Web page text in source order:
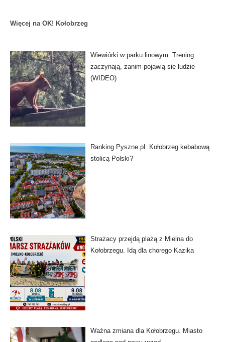
Więcej na OK! Kołobrzeg
Wiewiórki w parku linowym. Trening
zaczynają, zanim pojawią się ludzie
(WIDEO)
Ranking Pyszne.pl: Kołobrzeg kebabową
stolicą Polski?
Strażacy przejdą plażą z Mielna do
Kołobrzegu. Idą dla chorego Kazika
Ważna zmiana dla Kołobrzegu. Miasto